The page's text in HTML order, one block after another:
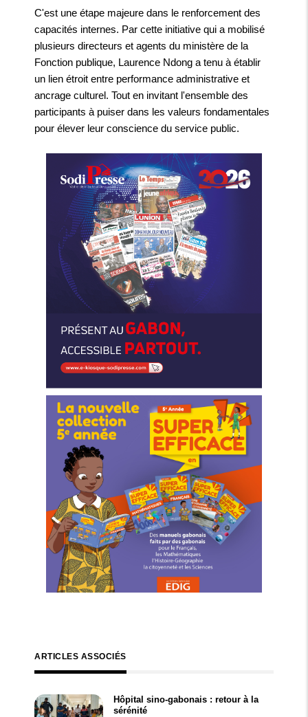
C'est une étape majeure dans le renforcement des
capacités internes. Par cette initiative qui a mobilisé
plusieurs directeurs et agents du ministère de la
Fonction publique, Laurence Ndong a tenu à établir
un lien étroit entre performance administrative et
ancrage culturel. Tout en invitant l'ensemble des
participants à puiser dans les valeurs fondamentales
pour élever leur conscience du service public.
ARTICLES ASSOCIÉS
Hôpital sino-gabonais : retour à la
sérénité